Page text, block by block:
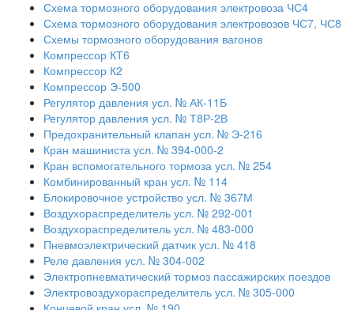
Схема тормозного оборудования электровоза ЧС4
Схема тормозного оборудования электровозов ЧС7, ЧС8
Схемы тормозного оборудования вагонов
Компрессор КТ6
Компрессор К2
Компрессор Э-500
Регулятор давления усл. № АК-11Б
Регулятор давления усл. № Т8Р-2В
Предохранительный клапан усл. № Э-216
Кран машиниста усл. № 394-000-2
Кран вспомогательного тормоза усл. № 254
Комбинированный кран усл. № 114
Блокировочное устройство усл. № 367М
Воздухораспределитель усл. № 292-001
Воздухораспределитель усл. № 483-000
Пневмоэлектрический датчик усл. № 418
Реле давления усл. № 304-002
Электропневматический тормоз пассажирских поездов
Электровоздухораспределитель усл. № 305-000